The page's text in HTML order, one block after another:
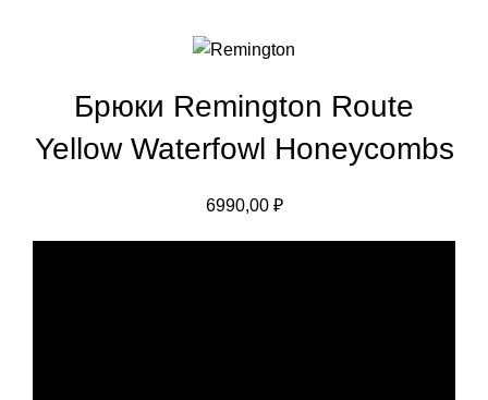
Брюки Remington Route
Yellow Waterfowl Honeycombs
6990,00 ₽